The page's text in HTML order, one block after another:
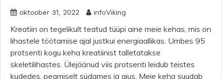
oktoober 31, 2022 infoViking
Kreatiin on tegelikult teatud tüüpi aine meie kehas, mis on
lihastele töötamise ajal justkui energiaallikas. Umbes 95
protsenti kogu keha kreatiinist talletatakse
skeletilihastes. Ülejäänud viis protsenti leidub teistes
kudedes, peamiselt südames ja ajus. Meie keha suudab